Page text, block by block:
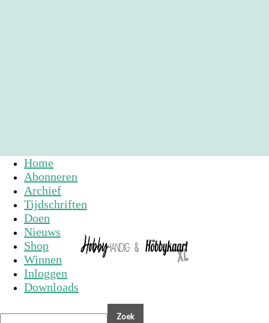
Home
Abonneren
Archief
Tijdschriften
Doen
Nieuws
Shop
Winnen
Inloggen
Downloads